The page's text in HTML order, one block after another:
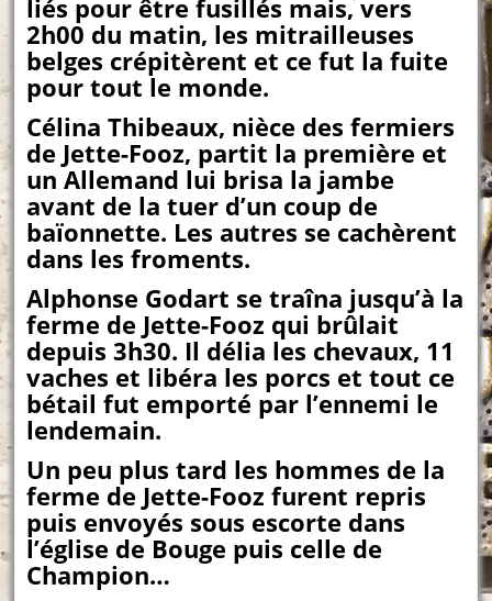
liés pour être fusillés mais, vers
2h00 du matin, les mitrailleuses
belges crépitèrent et ce fut la fuite
pour tout le monde.
Célina Thibeaux, nièce des fermiers
de Jette-Fooz, partit la première et
un Allemand lui brisa la jambe
avant de la tuer d’un coup de
baïonnette. Les autres se cachèrent
dans les froments.
Alphonse Godart se traîna jusqu’à la
ferme de Jette-Fooz qui brûlait
depuis 3h30. Il délia les chevaux, 11
vaches et libéra les porcs et tout ce
bétail fut emporté par l’ennemi le
lendemain.
Un peu plus tard les hommes de la
ferme de Jette-Fooz furent repris
puis envoyés sous escorte dans
l’église de Bouge puis celle de
Champion…